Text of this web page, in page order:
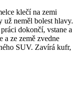
klečí na zemi
už neměl bolest hlavy.
dokončí, vstane a
ze země zvedne
SUV. Zavírá kufr,